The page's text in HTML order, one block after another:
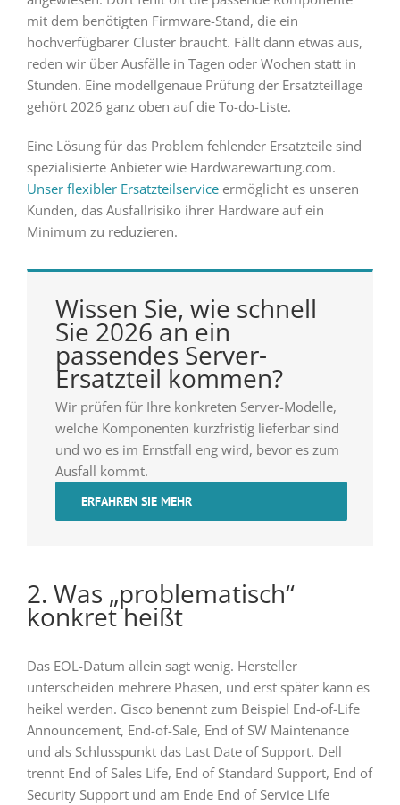
mit dem benötigten Firmware-Stand, die ein
hochverfügbarer Cluster braucht. Fällt dann etwas aus,
reden wir über Ausfälle in Tagen oder Wochen statt in
Stunden. Eine modellgenaue Prüfung der Ersatzteillage
gehört 2026 ganz oben auf die To-do-Liste.
Eine Lösung für das Problem fehlender Ersatzteile sind
spezialisierte Anbieter wie Hardwarewartung.com.
Unser flexibler Ersatzteilserviceermöglicht es unseren
Kunden, das Ausfallrisiko ihrer Hardware auf ein
Minimum zu reduzieren.
Wissen Sie, wie schnell
Sie 2026 an ein
passendes Server-
Ersatzteil kommen?
Wir prüfen für Ihre konkreten Server-Modelle,
welche Komponenten kurzfristig lieferbar sind
und wo es im Ernstfall eng wird, bevor es zum
Ausfall kommt.
ERFAHREN SIE MEHR
2. Was „problematisch“
konkret heißt
Das EOL-Datum allein sagt wenig. Hersteller
unterscheiden mehrere Phasen, und erst später kann es
heikel werden. Cisco benennt zum Beispiel End-of-Life
Announcement, End-of-Sale, End of SW Maintenance
und als Schlusspunkt das Last Date of Support. Dell
trennt End of Sales Life, End of Standard Support, End of
Security Support und am Ende End of Service Life